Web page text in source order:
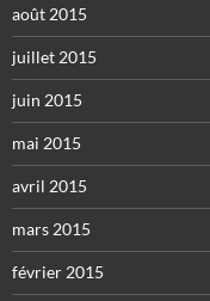
août 2015
juillet 2015
juin 2015
mai 2015
avril 2015
mars 2015
février 2015